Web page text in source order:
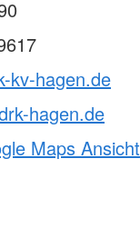
kv-hagen.de
hagen.de
Maps Ansicht